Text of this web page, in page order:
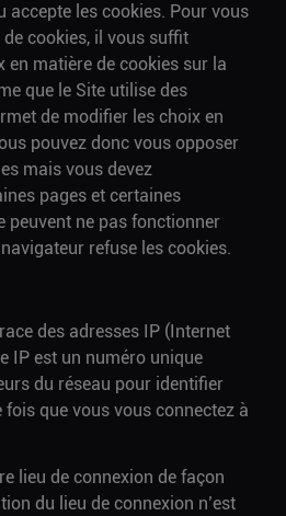
accepte les cookies. Pour vous
cookies, il vous suffit
en matière de cookies sur la
que le Site utilise des
de modifier les choix en
pouvez donc vous opposer
mais vous devez
pages et certaines
peuvent ne pas fonctionner
refuse les cookies.
des adresses IP (Internet
IP est un numéro unique
du réseau pour identifier
que vous vous connectez à
lieu de connexion de façon
du lieu de connexion n’est